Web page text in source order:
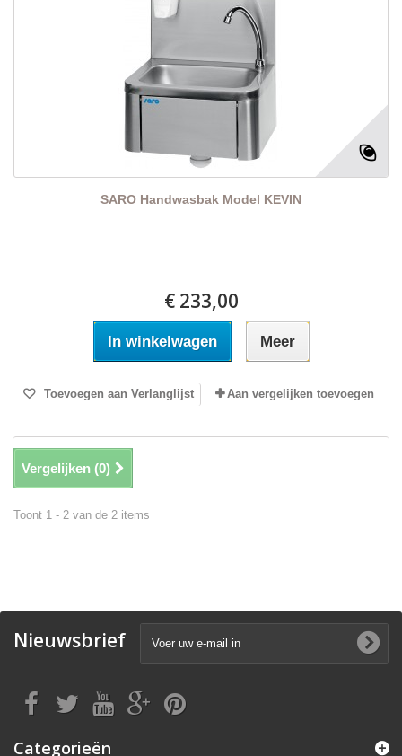
SARO Handwasbak Model KEVIN
€ 233,00
In winkelwagen Meer
Toevoegen aan Verlanglijst Aan vergelijken toevoegen
Vergelijken (0)
Toont 1 - 2 van de 2 items
Nieuwsbrief
Categorieën